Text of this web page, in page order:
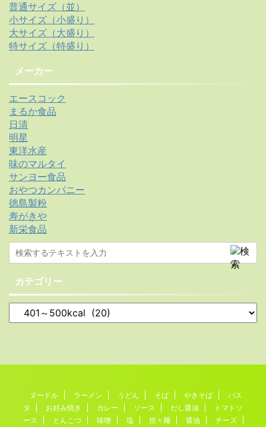
普通サイズ（並）
小サイズ（小盛り）
大サイズ（大盛り）
特サイズ（特盛り）
メーカー
エースコック
まるか食品
日清
明星
東洋水産
味のマルタイ
サンヨー食品
おやつカンパニー
徳島製粉
寿がきや
新栄食品
カテゴリー
ヌードル ラーメン うどん そば やきそば
パス
タ
お好み焼き カレー ソース だし醤油
トマトソ
ース
とんこつ 味噌 塩 担々麺 醤油 チーズ